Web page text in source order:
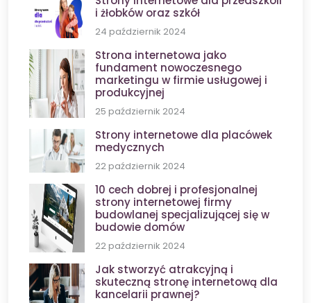
i żłobków oraz szkół
24 październik 2024
Strona internetowa jako
fundament nowoczesnego
marketingu w firmie usługowej i
produkcyjnej
25 październik 2024
Strony internetowe dla placówek
medycznych
22 październik 2024
10 cech dobrej i profesjonalnej
strony internetowej firmy
budowlanej specjalizującej się w
budowie domów
22 październik 2024
Jak stworzyć atrakcyjną i
skuteczną stronę internetową dla
kancelarii prawnej?